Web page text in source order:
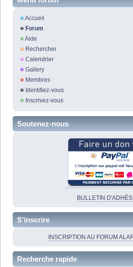
Accueil
Forum
Aide
Rechercher
Calendrier
Gallery
Membres
Identifiez-vous
Inscrivez-vous
Soutenez-nous
BULLETIN
S'inscrire
INSCRIPTION AU FORUM
Recherche rapide